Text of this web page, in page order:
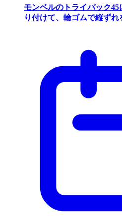
モンベルのトライパック
り付けて、輪ゴムで縦ずれ